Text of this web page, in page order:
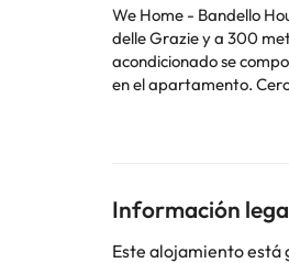
We Home - Bandello
delle Grazie y a 300 metros
acondicionado se
en el apartamento. Cerca del alojamiento hay puntos de interés como San Maurizio al Monastero Maggiore, Castillo Sforzesco y Dársena de Milán. El aeropuerto (Aeropuerto
cambios por parte del
Información
Este alojamiento está